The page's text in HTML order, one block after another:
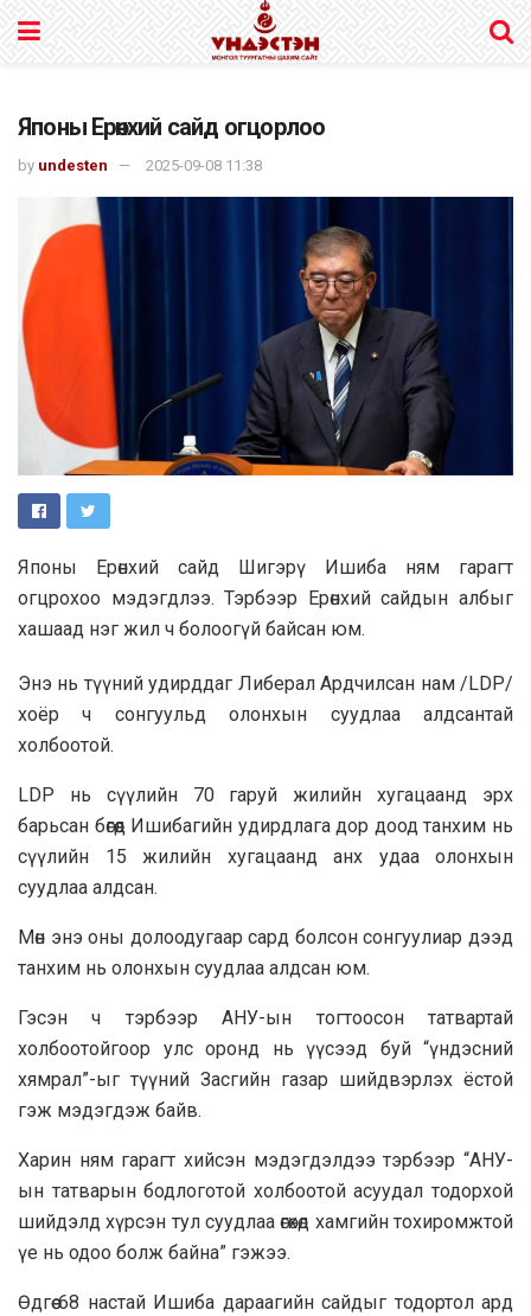
Японы Ерөнхий сайд огцорлоо
by undesten 2025-09-08 11:38
Японы Ерөнхий сайд Шигэрү Ишиба ням гарагт
огцрохоо мэдэгдлээ. Тэрбээр Ерөнхий сайдын албыг
хашаад нэг жил ч болоогүй байсан юм.
Энэ нь түүний удирддаг Либерал Ардчилсан нам /LDP/
хоёр ч сонгуульд олонхын суудлаа алдсантай
холбоотой.
LDP нь сүүлийн 70 гаруй жилийн хугацаанд эрх
барьсан бөгөөд Ишибагийн удирдлага дор доод танхим нь
сүүлийн 15 жилийн хугацаанд анх удаа олонхын
суудлаа алдсан.
Мөн энэ оны долоодугаар сард болсон сонгуулиар дээд
танхим нь олонхын суудлаа алдсан юм.
Гэсэн ч тэрбээр АНУ-ын тогтоосон татвартай
холбоотойгоор улс оронд нь үүсээд буй “үндэсний
хямрал”-ыг түүний Засгийн газар шийдвэрлэх ёстой
гэж мэдэгдэж байв.
Харин ням гарагт хийсэн мэдэгдэлдээ тэрбээр “АНУ-
ын татварын бодлоготой холбоотой асуудал тодорхой
шийдэлд хүрсэн тул суудлаа өгөхөд хамгийн тохиромжтой
үе нь одоо болж байна” гэжээ.
Өдгөө 68 настай Ишиба дараагийн сайдыг тодортол ард